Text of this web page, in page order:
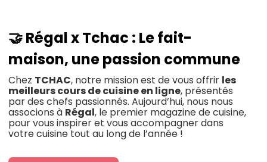
🤝 Régal x Tchac : Le fait-
maison, une passion commune
Chez TCHAC, notre mission est de vous offrir les
meilleurs cours de cuisine en ligne, présentés
par des chefs passionnés. Aujourd’hui, nous nous
associons à Régal, le premier magazine de cuisine,
pour vous inspirer et vous accompagner dans
votre cuisine tout au long de l’année !